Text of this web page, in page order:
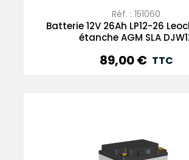
Réf. : 151060
Batterie 12V 26Ah LP12-26
étanche AGM SLA
Prix
89,00 € TTC